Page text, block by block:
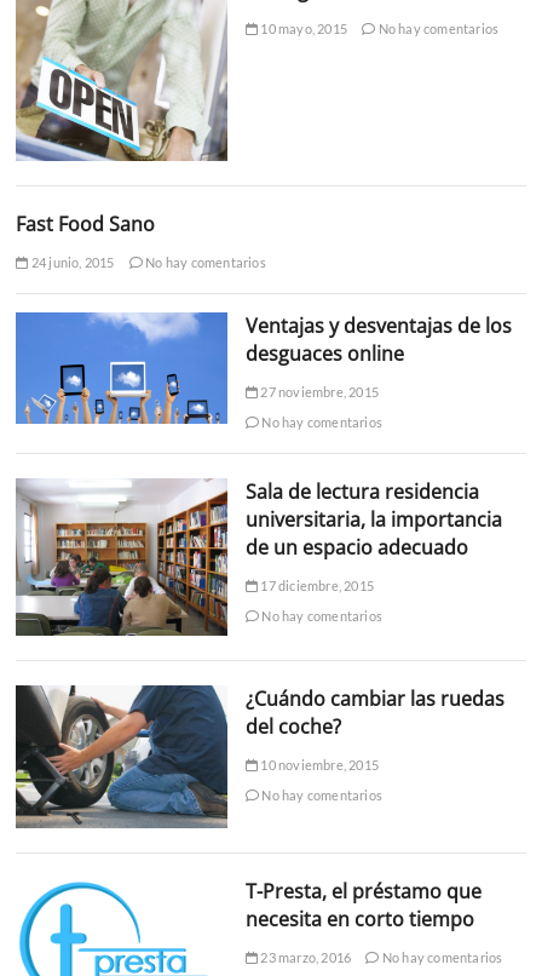
10 mayo, 2015 No hay comentarios
Fast Food Sano
24 junio, 2015 No hay comentarios
Ventajas y desventajas de los
desguaces online
27 noviembre, 2015
No hay comentarios
Sala de lectura residencia
universitaria, la importancia
de un espacio adecuado
17 diciembre, 2015
No hay comentarios
¿Cuándo cambiar las ruedas
del coche?
10 noviembre, 2015
No hay comentarios
T-Presta, el préstamo que
necesita en corto tiempo
23 marzo, 2016 No hay comentarios